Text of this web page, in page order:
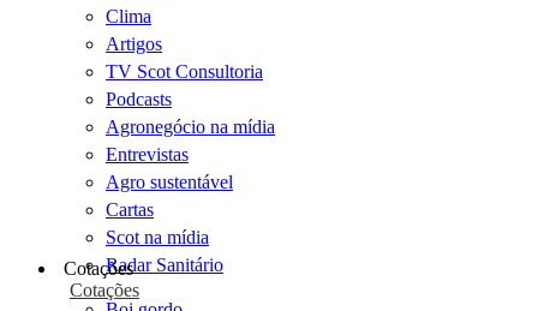
Clima
Artigos
TV Scot Consultoria
Podcasts
Agronegócio na mídia
Entrevistas
Agro sustentável
Cartas
Scot na mídia
Radar Sanitário
Cotações
Cotações